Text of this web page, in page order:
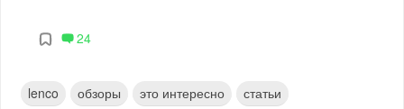
24
lenco обзоры это интересно статьи